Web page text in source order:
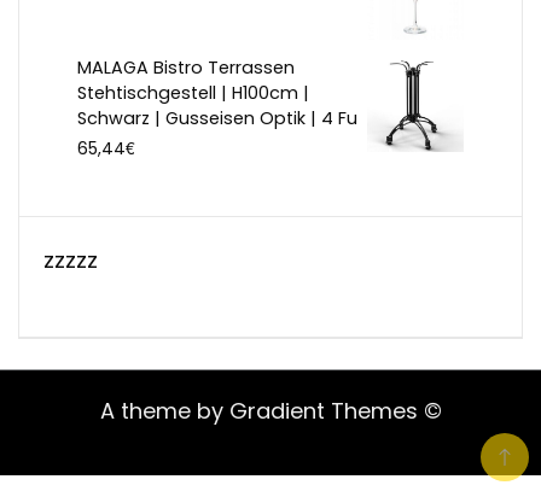
MALAGA Bistro Terrassen
Stehtischgestell | H100cm |
Schwarz | Gusseisen Optik | 4 Fu
65,44€
zzzzz
A theme by Gradient Themes ©